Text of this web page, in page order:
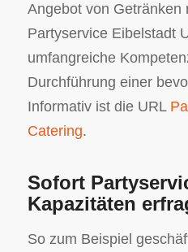
Angebot von Getränken
Partyservice Eibelstadt
umfangreiche
Durchführung einer
Informativ ist die URL
Catering.
Sofort
Kapazitäten
So zum Beispiel